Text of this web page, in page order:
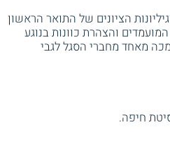
הציונים של התואר הראשון
והצהרת כוונות בנוגע
מאחד מחברי הסגל לגבי